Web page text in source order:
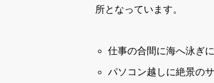
所となっています。
仕事の合間に海へ泳ぎ
パソコン越しに絶景の